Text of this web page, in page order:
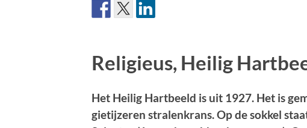
Religieus, Heilig
Het Heilig Hartbeeld is uit 1927. Het is
gietijzeren stralenkrans. Op de sokkel